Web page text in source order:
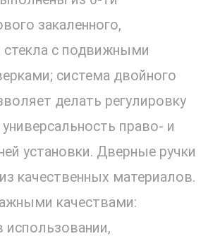
закаленного,
стекла с подвижными
система двойного
делать регулировку
право- и
установки. Дверные ручки
качественных материалов.
качествами:
использовании,